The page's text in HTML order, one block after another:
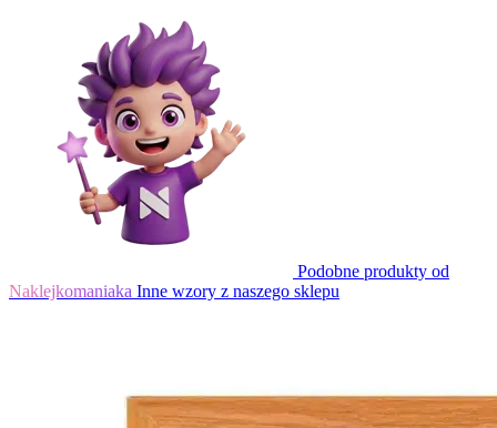
Podobne produkty od
Naklejkomaniaka Inne wzory z naszego sklepu